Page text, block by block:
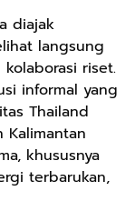
diajak
langsung
riset.
informal yang
Thailand
Kalimantan
khususnya
terbarukan,